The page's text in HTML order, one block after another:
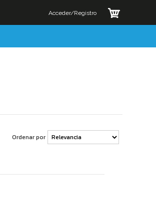
Acceder/Registro
Ordenar por